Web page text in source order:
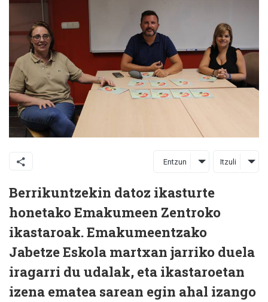
Entzun Itzuli
Berrikuntzekin datoz ikasturte
honetako Emakumeen Zentroko
ikastaroak. Emakumeentzako
Jabetze Eskola martxan jarriko duela
iragarri du udalak, eta ikastaroetan
izena ematea sarean egin ahal izango